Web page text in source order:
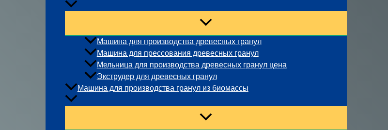
Машина для производства древесных гранул
Машина для прессования древесных гранул
Мельница для производства древесных гранул цена
Экструдер для древесных гранул
Машина для производства гранул из биомассы